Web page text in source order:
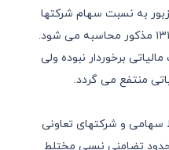
به نسبت سهام شرکتها
برخوردار نبوده ولی
منتفع می گردد.
و شرکتهای تعاونی
تضامنی نسبی مختلط